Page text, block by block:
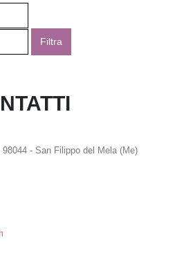
Filtra
- San Filippo del Mela (Me)